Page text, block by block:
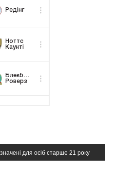
для осіб старше 21 року